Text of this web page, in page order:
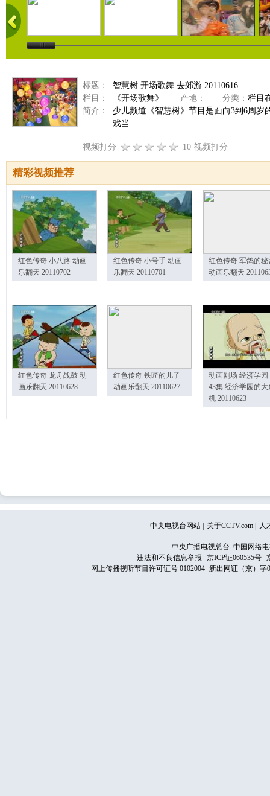
标题：
智慧树 开场歌舞 去郊游 20110616
栏目：
《开场歌舞》 产地： 分类： 栏目
简介：
少儿频道《智慧树》节目是面向3到6周
戏当...
视频打分 10 视频打分
精彩视频推荐
红色传奇 小八路 动画
乐翻天 20110702
红色传奇 小号手 动画
乐翻天 20110701
红色传奇 军鸽的秘
动画乐翻天
红色传奇 龙舟战鼓 动
画乐翻天 20110628
红色传奇 铁匠的儿子
动画乐翻天 20110627
动画剧场 经济学园
43集 经济学园的大
机 20110623
中央电视台网站 关于CCTV.com 人
中央广播电视总台 中国网络
违法和不良信息举报
京ICP证060535号
网上传播视听节目许可证号 0102004 新出网证（京）